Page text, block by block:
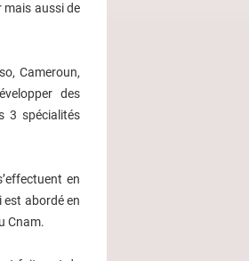
mais aussi de
Cameroun,
des
3 spécialités
en
est abordé en
Cnam.